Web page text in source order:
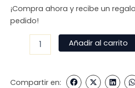
¡Compra ahora y recibe un
pedido!
Añadir al carrito
Compartir en: